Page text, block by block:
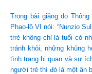
Trong bài giảng do
Phao-lô VI nói: “Nunzio
trrẻ không chỉ là tuổi có
tránh khỏi, những khủng
tình trạng bi quan và sự
người trẻ thì đó là một ân